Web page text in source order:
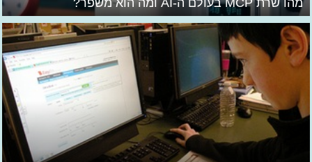
מהו שרת MCP בעולם ה-AI ומה הוא משפר?